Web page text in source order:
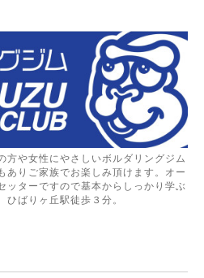
方や女性にやさしいボルダリングジム
ありご家族でお楽しみ頂けます。オー
ッターですので基本からしっかり学ぶ
ひばりヶ丘駅徒歩３分。